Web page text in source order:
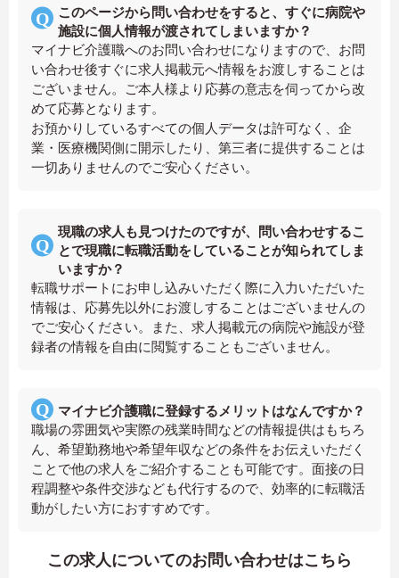
このページから問い合わせをすると、すぐに病院や
施設に個人情報が渡されてしまいますか？
マイナビ介護職へのお問い合わせになりますので、お問
い合わせ後すぐに求人掲載元へ情報をお渡しすることは
ございません。ご本人様より応募の意志を伺ってから改
めて応募となります。
お預かりしているすべての個人データは許可なく、企
業・医療機関側に開示したり、第三者に提供することは
一切ありませんのでご安心ください。
現職の求人も見つけたのですが、問い合わせするこ
とで現職に転職活動をしていることが知られてしま
いますか？
転職サポートにお申し込みいただく際に入力いただいた
情報は、応募先以外にお渡しすることはございませんの
でご安心ください。また、求人掲載元の病院や施設が登
録者の情報を自由に閲覧することもございません。
マイナビ介護職に登録するメリットはなんですか？
職場の雰囲気や実際の残業時間などの情報提供はもちろ
ん、希望勤務地や希望年収などの条件をお伝えいただく
ことで他の求人をご紹介することも可能です。面接の日
程調整や条件交渉なども代行するので、効率的に転職活
動がしたい方におすすめです。
この求人についてのお問い合わせはこちら